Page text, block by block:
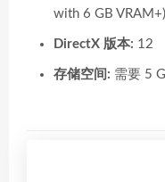
with 6 GB VRAM+)
DirectX 版本: 12
存储空间: 需要 5